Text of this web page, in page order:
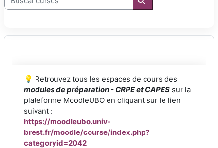
Buscar cursos
💡 Retrouvez tous les espaces de cours des
modules de préparation - CRPE et CAPES sur la
plateforme MoodleUBO en cliquant sur le lien
suivant :
https://moodleubo.univ-
brest.fr/moodle/course/index.php?
categoryid=2042